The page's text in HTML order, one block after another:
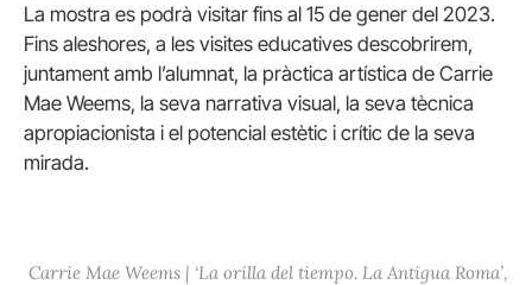
La mostra es podrà visitar fins al 15 de gener del 2023.
Fins aleshores, a les visites educatives descobrirem,
juntament amb l’alumnat, la pràctica artística de Carrie
Mae Weems, la seva narrativa visual, la seva tècnica
apropiacionista i el potencial estètic i crític de la seva
mirada.
Carrie Mae Weems | ‘La orilla del tiempo. La Antigua Roma’,